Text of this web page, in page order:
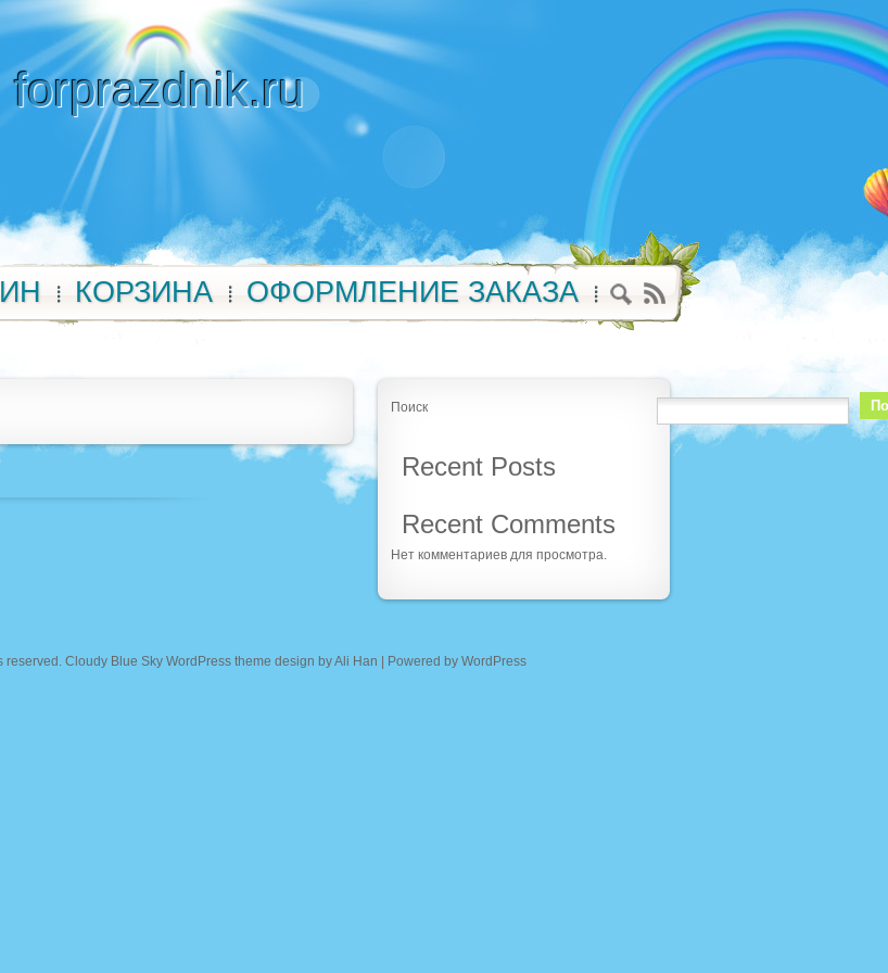
forprazdnik.ru
КОРЗИНА ОФОРМЛЕНИЕ ЗАКАЗА
Поиск
Recent Posts
Recent Comments
Нет комментариев для просмотра.
reserved. Cloudy Blue Sky WordPress theme design byAli Han | Powered by WordPress